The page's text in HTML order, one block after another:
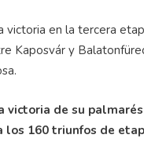
victoria en la tercera
Kaposvár y
victoria de su
160 triunfos de